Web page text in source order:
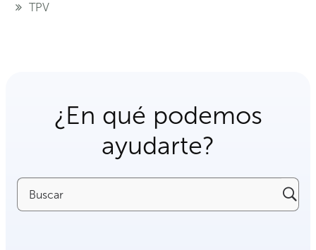
TPV
¿En qué podemos
ayudarte?
Buscar